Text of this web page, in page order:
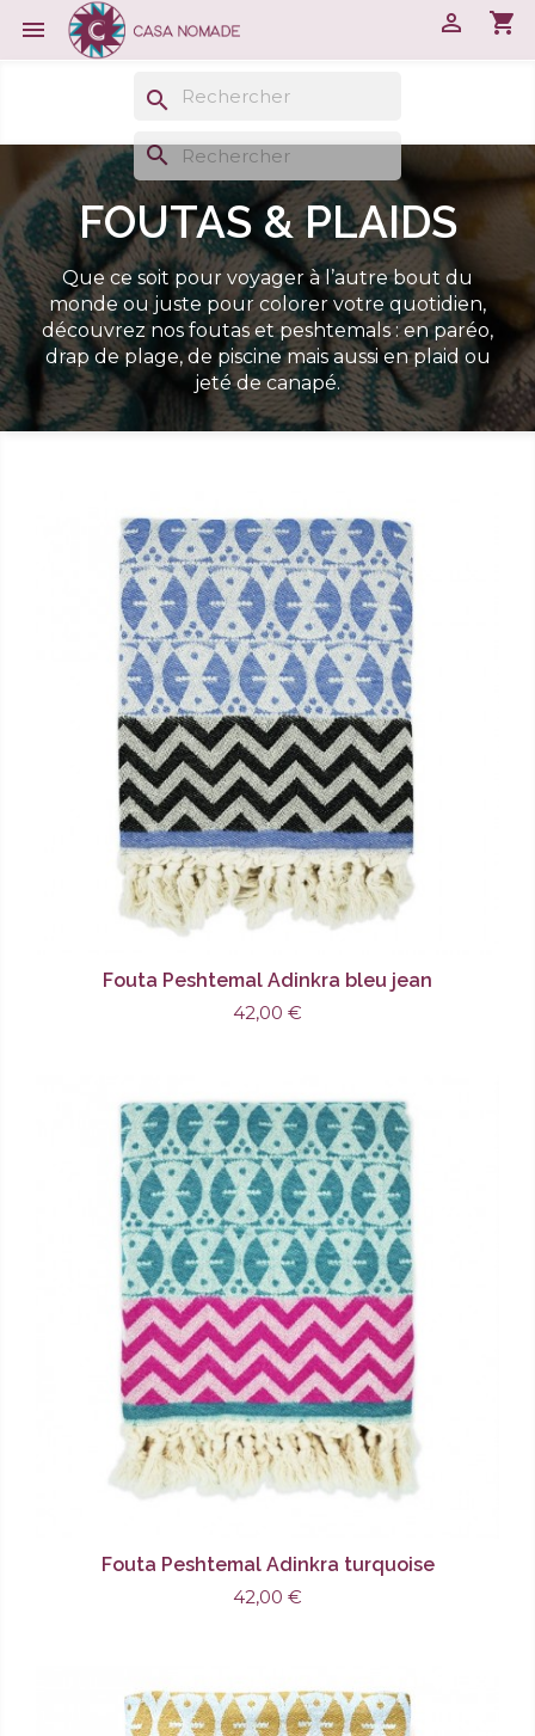
 shopping_cart

search
search
FOUTAS & PLAIDS
Que ce soit pour voyager à l’autre bout du
monde ou juste pour colorer votre quotidien,
découvrez nos foutas et peshtemals : en paréo,
drap de plage, de piscine mais aussi en plaid ou
jeté de canapé.
Fouta Peshtemal Adinkra bleu jean
42,00 €
Fouta Peshtemal Adinkra turquoise
42,00 €